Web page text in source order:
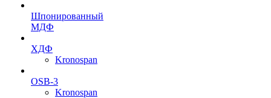
Шпонированный
МДФ
ХДФ
Kronospan
OSB-3
Kronospan